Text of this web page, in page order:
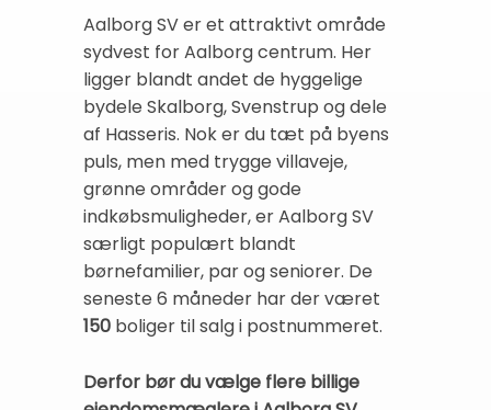
Aalborg SV er et attraktivt område
sydvest for Aalborg centrum. Her
ligger blandt andet de hyggelige
bydele Skalborg, Svenstrup og dele
af Hasseris. Nok er du tæt på byens
puls, men med trygge villaveje,
grønne områder og gode
indkøbsmuligheder, er Aalborg SV
særligt populært blandt
børnefamilier, par og seniorer. De
seneste 6 måneder har der været
150 boliger til salg i postnummeret.
Derfor bør du vælge flere billige